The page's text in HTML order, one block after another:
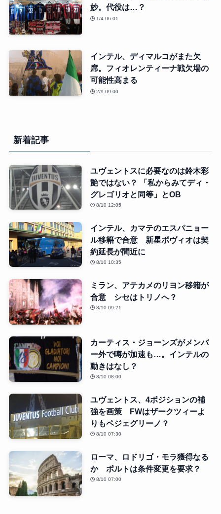
妙。代役は…？
1/4 06:01
インテル、ディマルコがまた欠
席。フィオレンティーナ戦欠場の
可能性高まる
2/9 09:00
新着記事
ユヴェントスに必要なのは鈴木彩
艶ではない？ 「私からみてディ・
グレゴリオと同等」とOB
8/10 12:05
インテル、カマテのエスパニョー
ル移籍で合意 新星ボヴィオは契
約延長が間近に
8/10 10:35
ミラン、アテカメのリヨン移籍が
合意 シセはトリノへ？
8/10 09:21
カーティス・ジョーンズがメンバ
ー外で噂が加速も…。インテルの
動きはなし？
8/10 08:00
ユヴェントス、4ポジションの補
強を画策 FWはザークツィーよ
りもペジェグリーノ？
8/10 07:30
ローマ、ロドリゴ・モラ獲得なる
か ポルトは条件変更を要求？
8/10 07:00